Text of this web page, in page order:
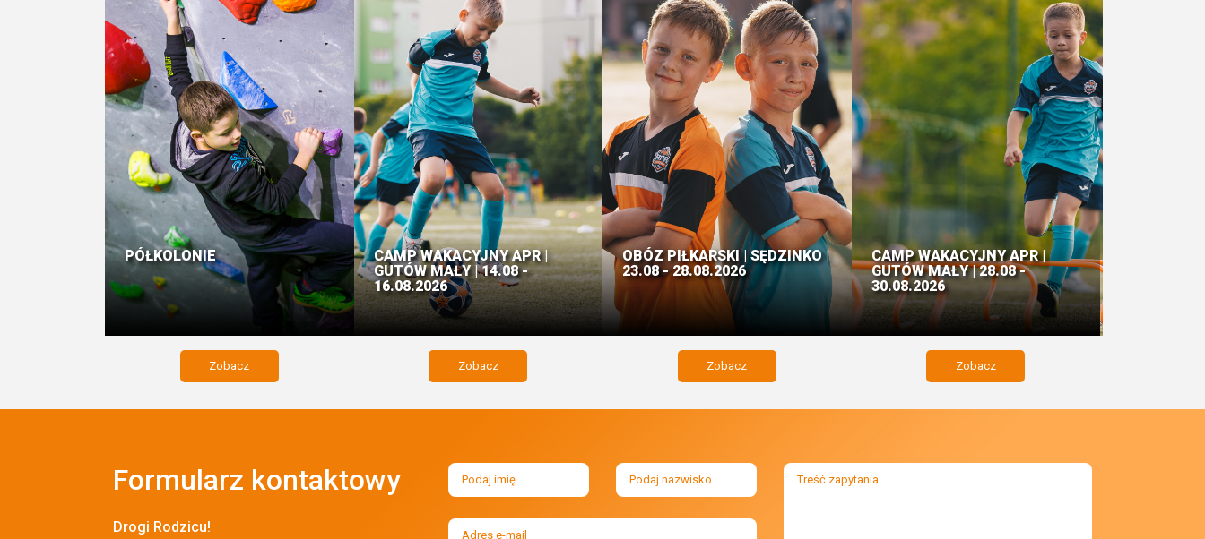
PÓŁKOLONIE
Zobacz
CAMP WAKACYJNY APR |
GUTÓW MAŁY | 14.08 -
16.08.2026
Zobacz
OBÓZ PIŁKARSKI | SĘDZINKO |
23.08 - 28.08.2026
Zobacz
CAMP WAKACYJNY APR |
GUTÓW MAŁY | 28.08 -
30.08.2026
Zobacz
Formularz kontaktowy
Drogi Rodzicu!